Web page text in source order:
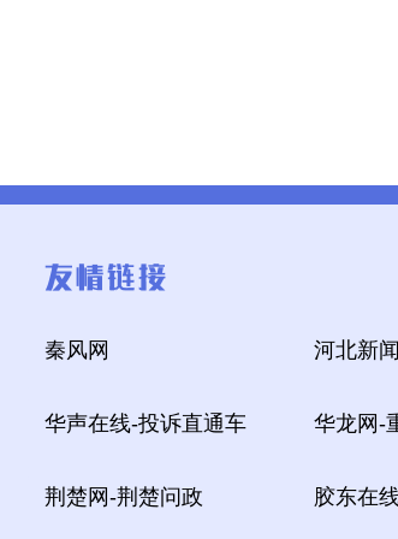
秦风网 河北新
华声在线-投诉直通车 华龙网-
荆楚网-荆楚问政 胶东在